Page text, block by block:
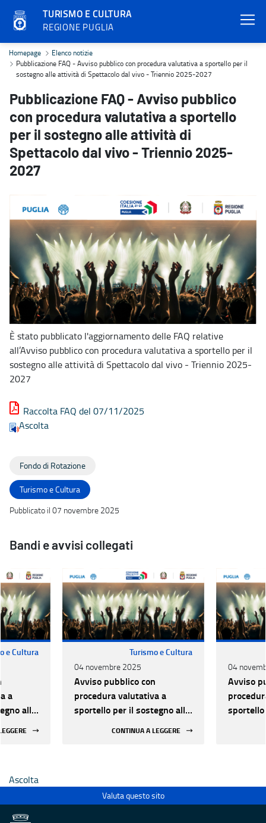
TURISMO E CULTURA
REGIONE PUGLIA
Pubblicazione FAQ - Avviso pubblico con procedura valutativa
Homepage
Elenco notizie
Pubblicazione FAQ - Avviso pubblico con procedura valutativa a sportello per il
sostegno alle attività di Spettacolo dal vivo - Triennio 2025-2027
Pubblicazione FAQ - Avviso pubblico
con procedura valutativa a sportello
per il sostegno alle attività di
Spettacolo dal vivo - Triennio 2025-
2027
È stato pubblicato l'aggiornamento delle FAQ relative
all’Avviso pubblico con procedura valutativa a sportello per il
sostegno alle attività di Spettacolo dal vivo - Triennio 2025-
2027
Raccolta FAQ del 07/11/2025
Ascolta
Fondo di Rotazione
Turismo e Cultura
Pubblicato il 07 novembre 2025
Bandi e avvisi collegati
e Cultura
a
alle
Turismo e Cultura
04 novembre 2025
Avviso pubblico con
procedura valutativa a
sportello per il sostegno alle
CONTINUA A LEGGERE
04
Avviso
Ascolta
Valuta questo sito